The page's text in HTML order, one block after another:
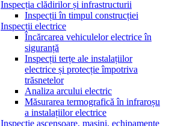
Inspecția clădirilor și infrastructurii
Inspecții în timpul construcției
Inspecții electrice
Încărcarea vehiculelor electrice în
siguranță
Inspecții terțe ale instalațiilor
electrice și protecție împotriva
trăsnetelor
Analiza arcului electric
Măsurarea termografică în infraroșu
a instalațiilor electrice
Inspecție ascensoare, mașini, echipamente